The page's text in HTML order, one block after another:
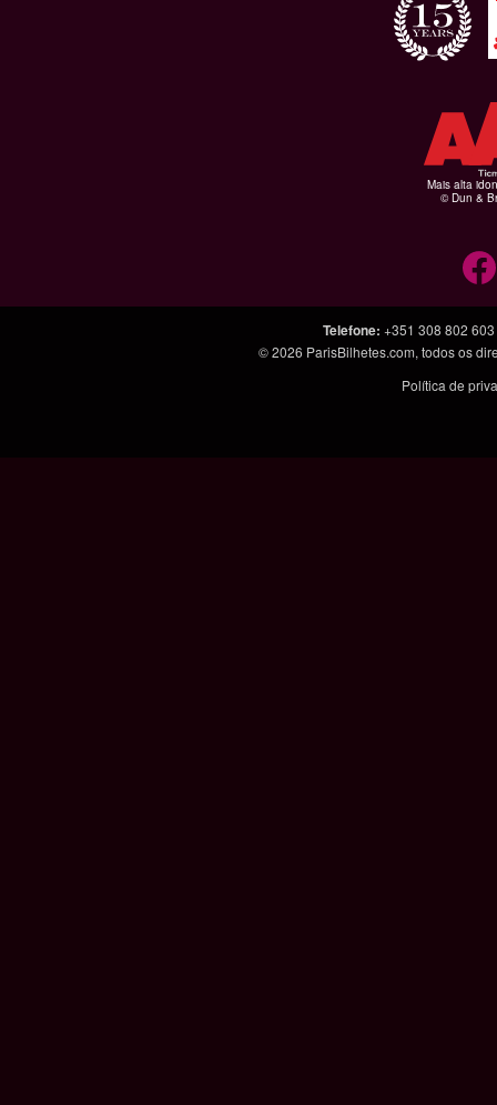
Mais alta
© Dun &
Telefone: +351 308 802 603
© 2026 ParisBilhetes.com, todos os
Política de